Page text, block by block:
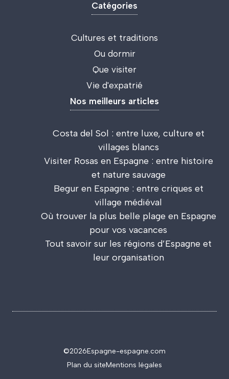
Catégories
Cultures et traditions
Ou dormir
Que visiter
Vie d'expatrié
Nos meilleurs articles
Costa del Sol : entre luxe, culture et
villages blancs
Visiter Rosas en Espagne : entre histoire
et nature sauvage
Begur en Espagne : entre criques et
village médiéval
Où trouver la plus belle plage en Espagne
pour vos vacances
Tout savoir sur les régions d’Espagne et
leur organisation
©2026Espagne-espagne.com
Plan du siteMentions légales